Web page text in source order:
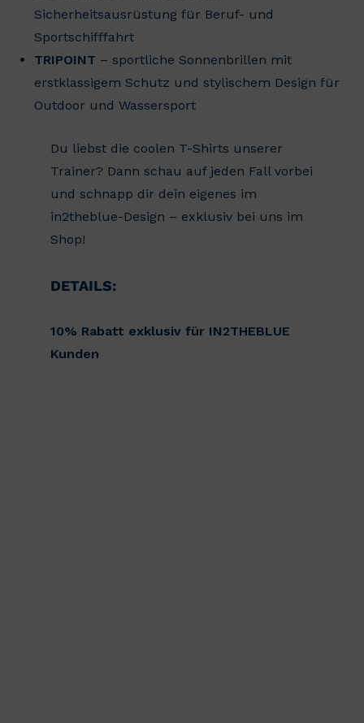
Sicherheitsausrüstung für Beruf- und
Sportschifffahrt
TRIPOINT – sportliche Sonnenbrillen mit
erstklassigem Schutz und stylischem Design für
Outdoor und Wassersport
Du liebst die coolen T-Shirts unserer
Trainer? Dann schau auf jeden Fall vorbei
und schnapp dir dein eigenes im
in2theblue-Design – exklusiv bei uns im
Shop!
DETAILS:
10% Rabatt exklusiv für IN2THEBLUE
Kunden